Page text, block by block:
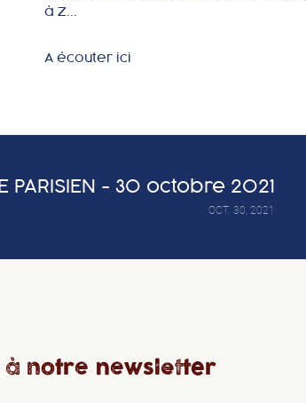
à Z...
A écouter ici
PARISIEN - 30 octobre 2021
OCT. 30, 2021
à notre newsletter